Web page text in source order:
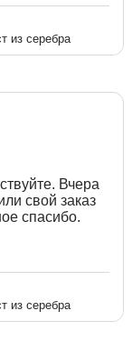
из серебра
Вчера
свой заказ
спасибо.
из серебра